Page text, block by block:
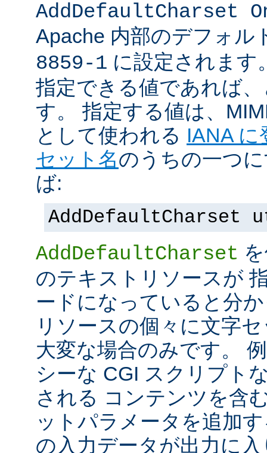
AddDefaultCharset
Apache 内部のデフォル
8859-1 に設定されま
指定できる値であれば
す。 指定する値は、
として使われる IANA
セット名のうちの一つ
ば:
AddDefaultCharset
AddDefaultCharset
のテキストリソースが
ードになっていると分
リソースの個々に文字
大変な場合のみです。
シーな CGI スクリプト
される コンテンツを含
ットパラメータを追加
の入力データが出力に